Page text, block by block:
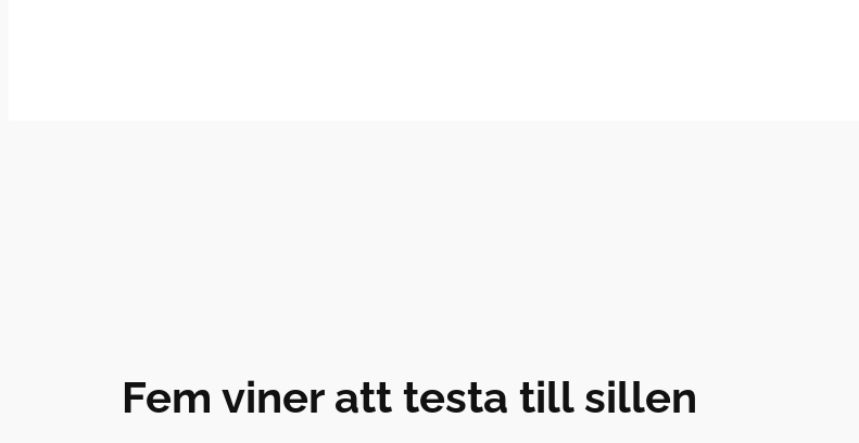
Fem viner att testa till sillen